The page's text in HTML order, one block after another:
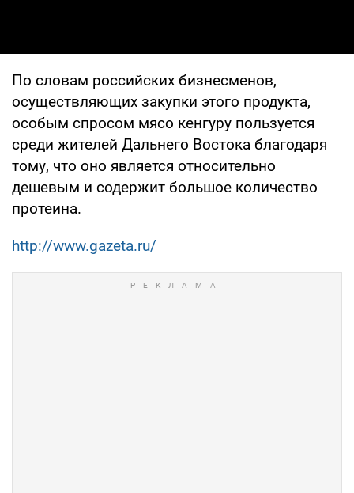
По словам российских бизнесменов,
осуществляющих закупки этого продукта,
особым спросом мясо кенгуру пользуется
среди жителей Дальнего Востока благодаря
тому, что оно является относительно
дешевым и содержит большое количество
протеина.
http://www.gazeta.ru/